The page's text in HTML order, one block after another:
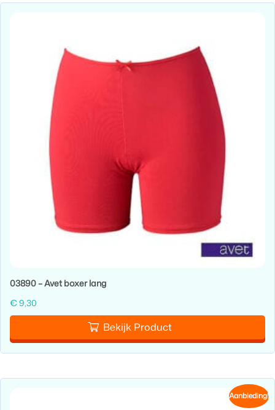
03890 – Avet boxer lang
€ 9,30
Bekijk Product
Aanbieding!